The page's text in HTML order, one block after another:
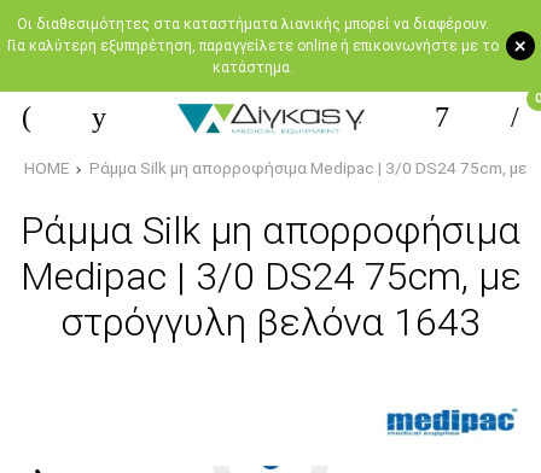
+
Oι διαθεσιμότητες στα καταστήματα λιανικής μπορεί να διαφέρουν.
Για καλύτερη εξυπηρέτηση, παραγγείλετε online ή επικοινωνήστε με το
κατάστημα.
0
HOME Ράμμα Silk μη απορροφήσιμα Medipac | 3/0 DS24 75cm, με
Ράμμα Silk μη απορροφήσιμα
Medipac | 3/0 DS24 75cm, με
στρόγγυλη βελόνα 1643